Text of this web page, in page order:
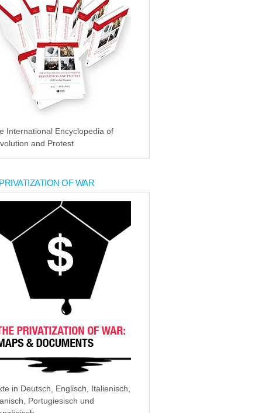
International Encyclopedia of
and Protest
OF WAR
in Deutsch, Englisch, Italienisch,
Portugiesisch und